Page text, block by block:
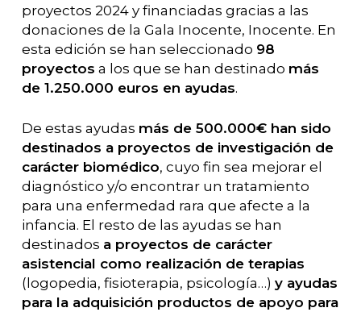
proyectos 2024 y financiadas gracias a las
donaciones de la Gala Inocente, Inocente. En
esta edición se han seleccionado 98
proyectos a los que se han destinado más
de 1.250.000 euros en ayudas.
De estas ayudas más de 500.000€ han sido
destinados a proyectos de investigación de
carácter biomédico, cuyo fin sea mejorar el
diagnóstico y/o encontrar un tratamiento
para una enfermedad rara que afecte a la
infancia. El resto de las ayudas se han
destinados a proyectos de carácter
asistencial como realización de terapias
(logopedia, fisioterapia, psicología…) y ayudas
para la adquisición productos de apoyo para